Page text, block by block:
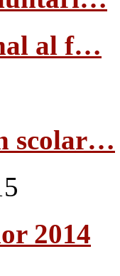
al f…
scolar…
2014